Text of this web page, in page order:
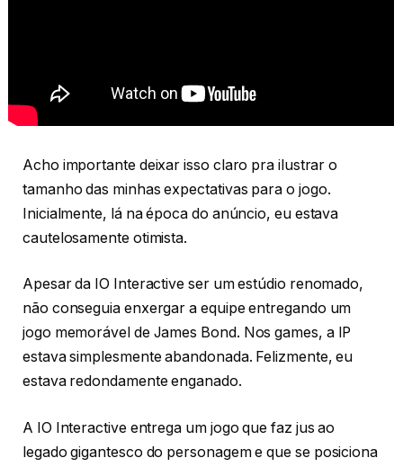
Acho importante deixar isso claro pra ilustrar o
tamanho das minhas expectativas para o jogo.
Inicialmente, lá na época do anúncio, eu estava
cautelosamente otimista.
Apesar da IO Interactive ser um estúdio renomado,
não conseguia enxergar a equipe entregando um
jogo memorável de James Bond. Nos games, a IP
estava simplesmente abandonada. Felizmente, eu
estava redondamente enganado.
A IO Interactive entrega um jogo que faz jus ao
legado gigantesco do personagem e que se posiciona